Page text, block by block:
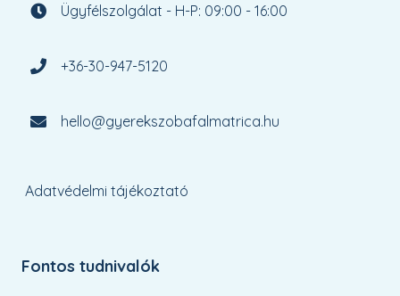
Ügyfélszolgálat - H-P: 09:00 - 16:00
+36-30-947-5120
hello@gyerekszobafalmatrica.hu
Adatvédelmi tájékoztató
Fontos tudnivalók